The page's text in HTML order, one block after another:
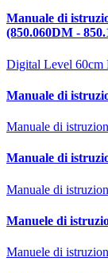
Manuale di
(850.060DM -
Digital Level 60cm
Manuale di
Manuale di
Manuale di
Manuale di
Manuele di
Manuele di